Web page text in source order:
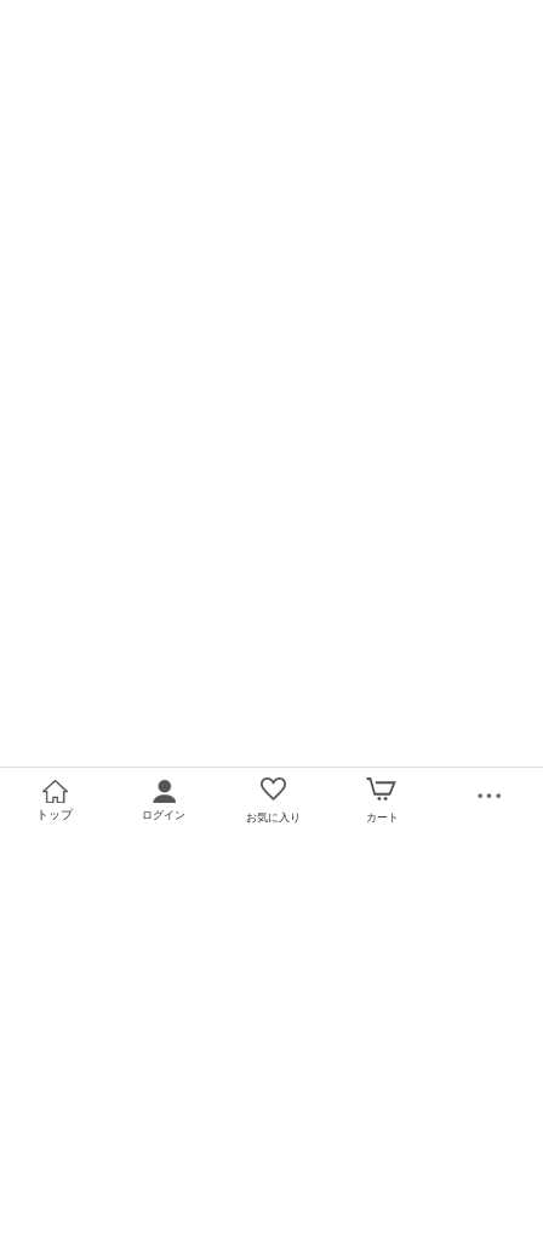
トップ ログイン お気に入り カート